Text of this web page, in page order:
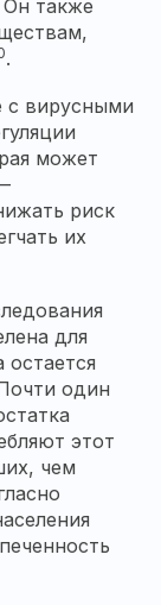
Он также
.
с вирусными
может
риск
их
для
один
этот
чем